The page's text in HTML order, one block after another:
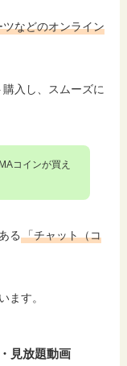
などのオンライン
入し、スムーズに
コインが買え
る「チャット（コ
ます。
見放題動画